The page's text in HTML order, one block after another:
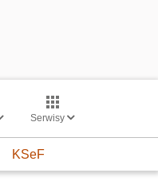
Serwisy
KSeF